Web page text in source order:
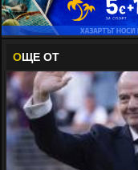
ОЩЕ ОТ